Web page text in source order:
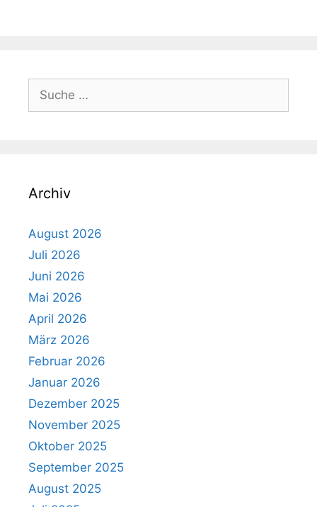
nach:
Archiv
August 2026
Juli 2026
Juni 2026
Mai 2026
April 2026
März 2026
Februar 2026
Januar 2026
Dezember 2025
November 2025
Oktober 2025
September 2025
August 2025